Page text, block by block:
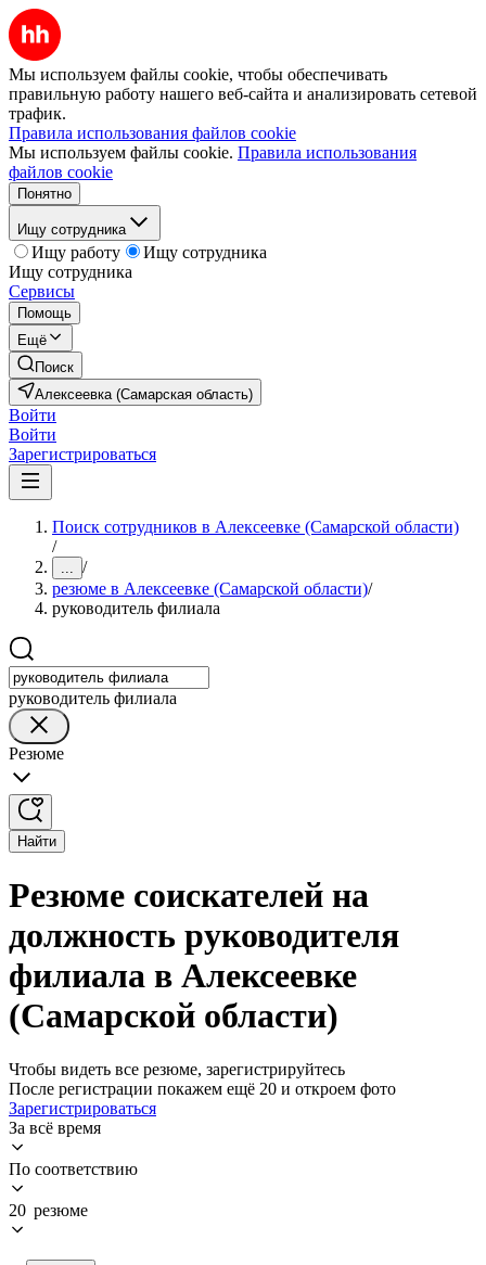
Мы используем файлы cookie, чтобы обеспечивать
правильную работу нашего веб-сайта и анализировать сетевой
трафик.
Правила использования файлов cookie
Мы используем файлы cookie. Правила использования
файлов cookie
Понятно
Ищу сотрудника
Ищу работу
Ищу сотрудника
Ищу сотрудника
Сервисы
Помощь
Ещё
Поиск
Алексеевка (Самарская область)
Войти
Войти
Зарегистрироваться
Поиск сотрудников в Алексеевке (Самарской области)
/
... /
резюме в Алексеевке (Самарской области)/
руководитель филиала
руководитель филиала
Резюме
Найти
Резюме соискателей на
должность руководителя
филиала в Алексеевке
(Самарской области)
Чтобы видеть все резюме, зарегистрируйтесь
После регистрации покажем ещё 20 и откроем фото
Зарегистрироваться
За всё время
По соответствию
20 резюме